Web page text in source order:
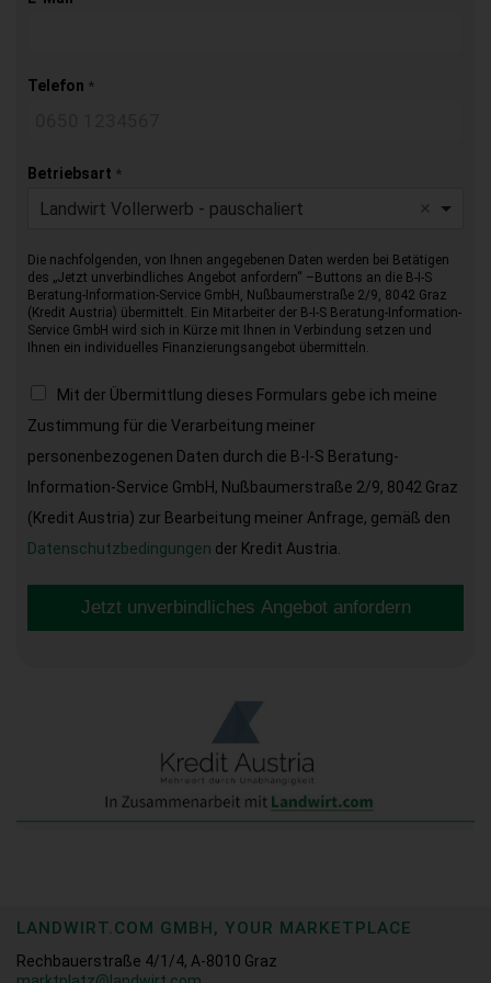
Telefon *
Betriebsart *
Landwirt Vollerwerb - pauschaliert
Die nachfolgenden, von Ihnen angegebenen Daten werden bei Betätigen
des „Jetzt unverbindliches Angebot anfordern“ –Buttons an die B-I-S
Beratung-Information-Service GmbH, Nußbaumerstraße 2/9, 8042 Graz
(Kredit Austria) übermittelt. Ein Mitarbeiter der B-I-S Beratung-Information-
Service GmbH wird sich in Kürze mit Ihnen in Verbindung setzen und
Ihnen ein individuelles Finanzierungsangebot übermitteln.
Mit der Übermittlung dieses Formulars gebe ich meine
Zustimmung für die Verarbeitung meiner
personenbezogenen Daten durch die B-I-S Beratung-
Information-Service GmbH, Nußbaumerstraße 2/9, 8042 Graz
(Kredit Austria) zur Bearbeitung meiner Anfrage, gemäß den
Datenschutzbedingungen der Kredit Austria.
Jetzt unverbindliches Angebot anfordern
LANDWIRT.COM GMBH, YOUR MARKETPLACE
Rechbauerstraße 4/1/4, A-8010 Graz